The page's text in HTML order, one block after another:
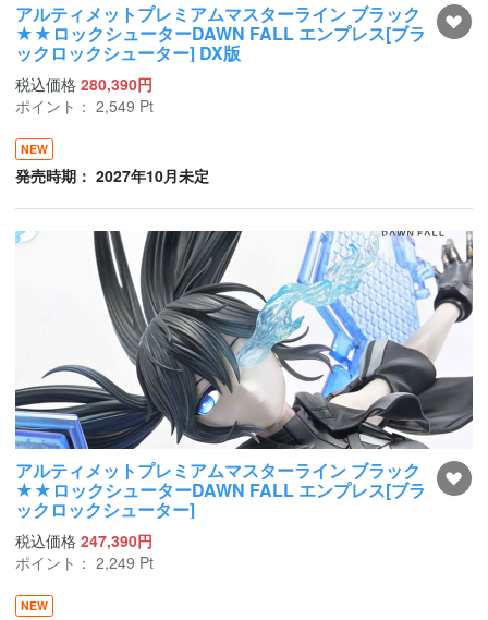
アルティメットプレミアムマスターライン ブラック
★★ロックシューターDAWN FALL エンプレス[ブラ
ックロックシューター] DX版
税込価格 280,390円
ポイント： 2,549 Pt
NEW
発売時期： 2027年10月未定
アルティメットプレミアムマスターライン ブラック
★★ロックシューターDAWN FALL エンプレス[ブラ
ックロックシューター]
税込価格 247,390円
ポイント： 2,249 Pt
NEW